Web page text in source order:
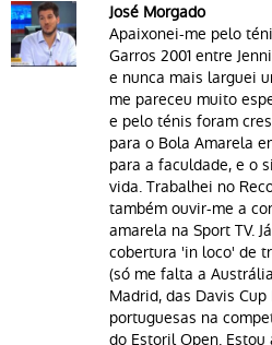
José Morgado
Apaixonei-me pelo
Garros 2001 entre
e nunca mais larguei
me pareceu muito
e pelo ténis foram
para o Bola Amarela
para a faculdade, e o
vida. Trabalhei no
também ouvir-me a
amarela na Sport TV.
cobertura 'in loco' de
(só me falta a
Madrid, das Davis
portuguesas na
do Estoril Open. Estou